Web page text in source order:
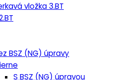
vložka 3.BT
BSZ (NG) úpravy
S BSZ (NG) úpravou